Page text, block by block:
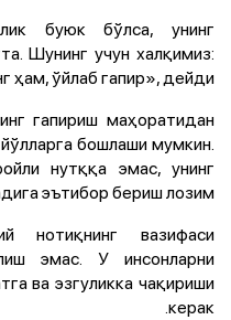
буюк бўлса, унинг
Шунинг учун халқимиз:
ҳам, ўйлаб гапир», дейди.
гапириш маҳоратидан
бошлаши мумкин.
нутққа эмас, унинг
эътибор бериш лозим.
нотиқнинг вазифаси
эмас. У инсонларни
ва эзгуликка чақириши
керак.